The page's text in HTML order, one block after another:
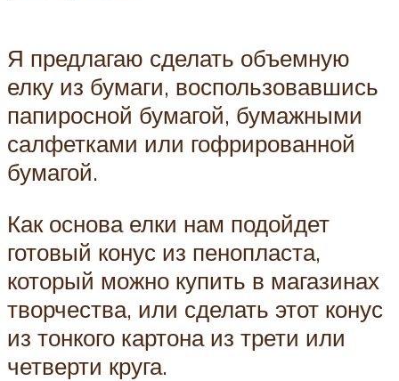
Я предлагаю сделать объемную
елку из бумаги, воспользовавшись
папиросной бумагой, бумажными
салфетками или гофрированной
бумагой.
Как основа елки нам подойдет
готовый конус из пенопласта,
который можно купить в магазинах
творчества, или сделать этот конус
из тонкого картона из трети или
четверти круга.